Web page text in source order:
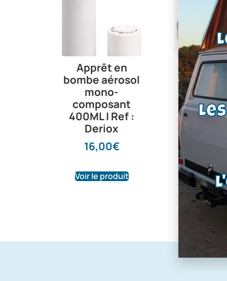
Apprêt en
bombe aérosol
mono-
composant
400ML | Ref :
Deriox
16,00€
Voir le produit
butée
Ford
Voir le